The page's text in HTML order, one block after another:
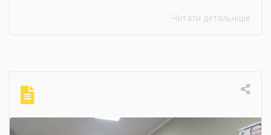
мистецтва, члена Національної спілки
години, під час яких студенти здійснили
віртуальну подорож до музею митця, де
кожен зміг побачити неймовірну
Читати детальніше